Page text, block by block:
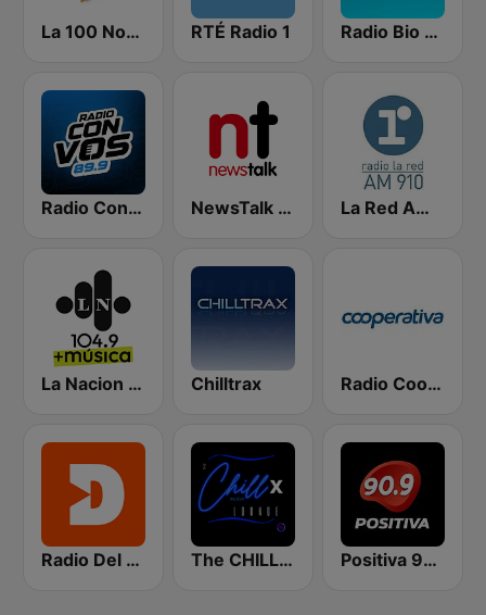
La 100 Nogoyá RTÉ Radio 1 Radio Bio Bio Santiago
Radio Con Vos 89.9 NewsTalk 106-108 La Red AM 910
La Nacion 104.9 Chilltrax Radio Cooperativa
Radio Del Plata 1030 AM The CHILLx Lounge Positiva 90.9 - Radio Mitre Corrientes